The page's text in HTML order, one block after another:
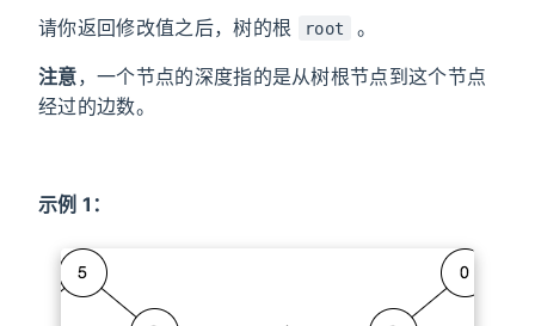
请你返回修改值之后，树的根 root 。
注意，一个节点的深度指的是从树根节点到这个节点
经过的边数。
示例 1：